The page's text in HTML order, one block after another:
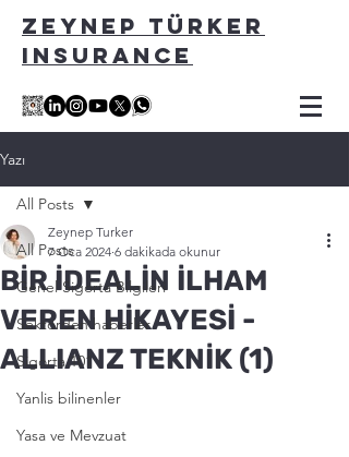
ZEYNEP TÜRKER
INSURANCE
Yazı
All Posts
Genel Sigorta Bilgileri
Sektörden haberler
Sigorta 101
Yanlis bilinenler
Yasa ve Mevzuat
All Posts
BİR İDEALİN İLHAM
VEREN HİKAYESİ -
ALLIANZ TEKNİK (1)
Zeynep Turker
7 Oca 2024 6 dakikada okunur